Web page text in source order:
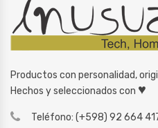
Productos con personalidad,
Hechos y seleccionados con ♥
Teléfono: (+598) 92 664